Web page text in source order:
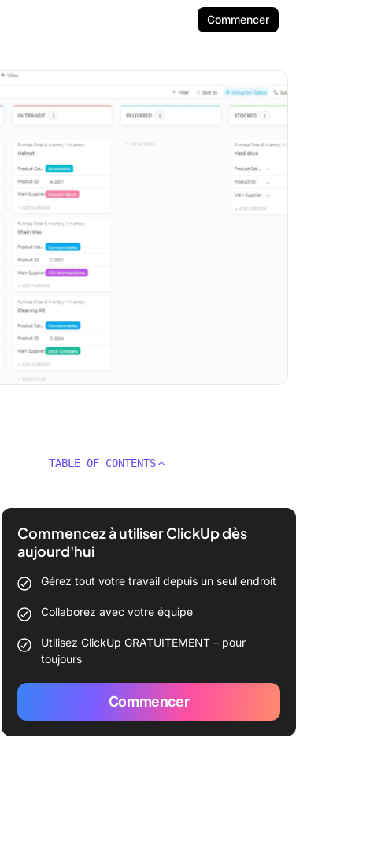
Commencer
TABLE OF CONTENTS
Commencez à utiliser ClickUp dès
aujourd'hui
Gérez tout votre travail depuis un seul endroit
Collaborez avec votre équipe
Utilisez ClickUp GRATUITEMENT – pour
toujours
Commencer